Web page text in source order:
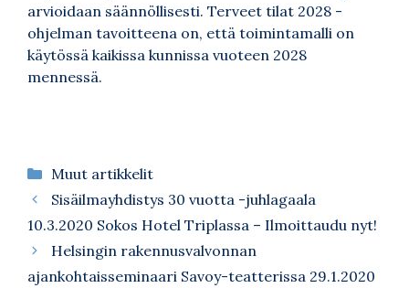
arvioidaan säännöllisesti. Terveet tilat 2028 -
ohjelman tavoitteena on, että toimintamalli on
käytössä kaikissa kunnissa vuoteen 2028
mennessä.
Kategoriat
Muut artikkelit
Sisäilmayhdistys 30 vuotta -juhlagaala
10.3.2020 Sokos Hotel Triplassa – Ilmoittaudu nyt!
Helsingin rakennusvalvonnan
ajankohtaisseminaari Savoy-teatterissa 29.1.2020